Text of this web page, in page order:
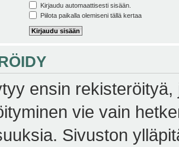
Kirjaudu automaattisesti sisään.
Piilota paikalla olemiseni tällä kertaa
ensin
vie vain
Sivuston